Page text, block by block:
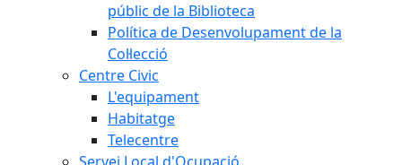
públic de la Biblioteca
Política de Desenvolupament de la
Col·lecció
Centre Civic
L'equipament
Habitatge
Telecentre